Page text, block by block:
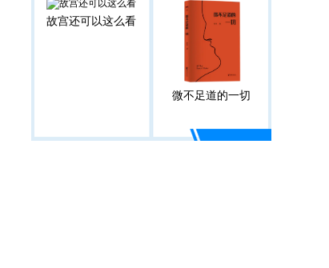
故宫还可以这么看
微不足道的一切